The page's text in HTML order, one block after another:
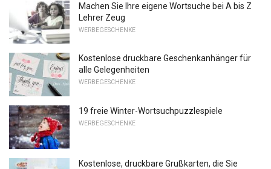
Machen Sie Ihre eigene Wortsuche bei A bis Z
Lehrer Zeug
WERBEGESCHENKE
Kostenlose druckbare Geschenkanhänger für
alle Gelegenheiten
WERBEGESCHENKE
19 freie Winter-Wortsuchpuzzlespiele
WERBEGESCHENKE
Kostenlose, druckbare Grußkarten, die Sie